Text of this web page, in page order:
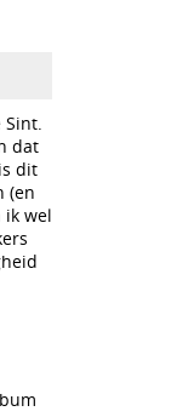
Sint.
dat
dit
(en
wel